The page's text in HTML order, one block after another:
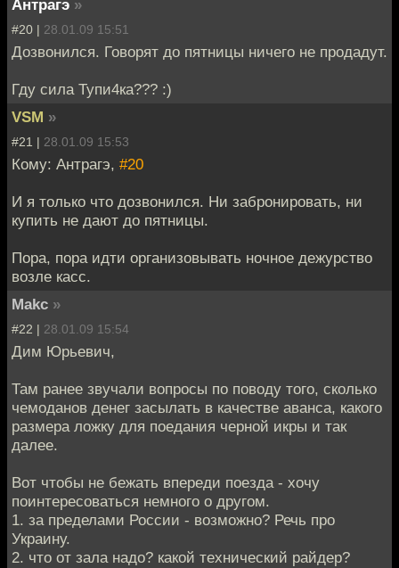
Антрагэ »
#20 | 28.01.09 15:51
Дозвонился. Говорят до пятницы ничего не продадут.
Гду сила Тупи4ка??? :)
VSM »
#21 | 28.01.09 15:53
Кому: Антрагэ, #20
И я только что дозвонился. Ни забронировать, ни
купить не дают до пятницы.
Пора, пора идти организовывать ночное дежурство
возле касс.
Makc »
#22 | 28.01.09 15:54
Дим Юрьевич,
Там ранее звучали вопросы по поводу того, сколько
чемоданов денег засылать в качестве аванса, какого
размера ложку для поедания черной икры и так
далее.
Вот чтобы не бежать впереди поезда - хочу
поинтересоваться немного о другом.
1. за пределами России - возможно? Речь про
Украину.
2. что от зала надо? какой технический райдер?